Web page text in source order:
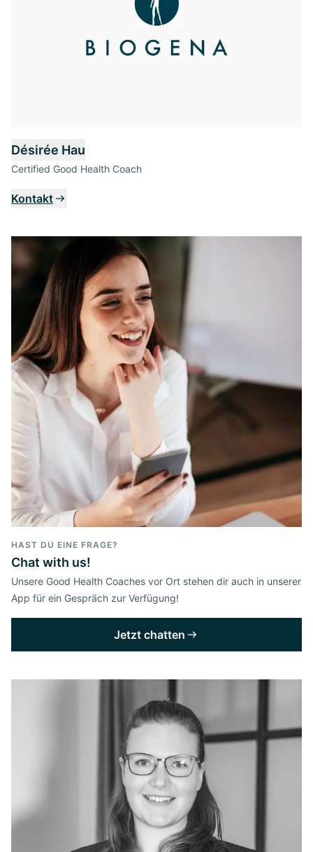
Désirée Hau
Certified Good Health Coach
Kontakt
HAST DU EINE FRAGE?
Chat with us!
Unsere Good Health Coaches vor Ort stehen dir auch in unserer
App für ein Gespräch zur Verfügung!
Jetzt chatten